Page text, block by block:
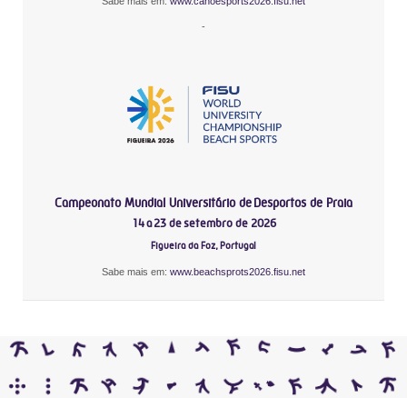
-
Campeonato Mundial Universitário de Desportos de Praia
14 a 23 de setembro de 2026
Figueira da Foz, Portugal
Sabe mais em: www.beachsprots2026.fisu.net